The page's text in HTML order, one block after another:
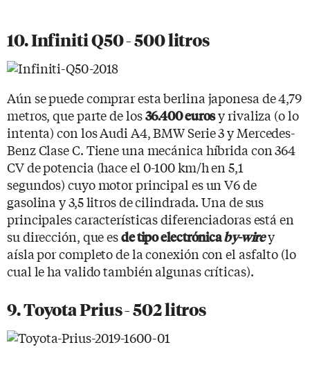
10. Infiniti Q50 - 500 litros
Aún se puede comprar esta berlina japonesa de 4,79
metros, que parte de los36.400 eurosy rivaliza (o lo
intenta) con los Audi A4, BMW Serie 3 y Mercedes-
Benz Clase C. Tiene una mecánica híbrida con 364
CV de potencia (hace el 0-100 km/h en 5,1
segundos) cuyo motor principal es un V6 de
gasolina y 3,5 litros de cilindrada. Una de sus
principales características diferenciadoras está en
su dirección, que esde tipo electrónicaby-wirey
aísla por completo de la conexión con el asfalto (lo
cual le ha valido también algunas críticas).
9. Toyota Prius - 502 litros